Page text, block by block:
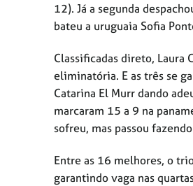
12). Já a segunda
bateu a uruguaia Sofia
Classificadas direto, Laura
eliminatória. E as três se
Catarina El Murr dando
marcaram 15 a 9 na
sofreu, mas passou
Entre as 16 melhores, o
garantindo vaga nas